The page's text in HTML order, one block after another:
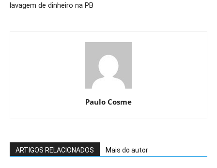
lavagem de dinheiro na PB
Paulo Cosme
ARTIGOS RELACIONADOS Mais do autor